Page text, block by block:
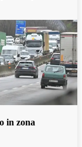
in zona